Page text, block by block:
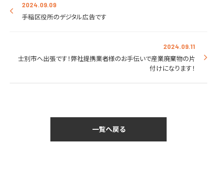
2024.09.09
手稲区役所のデジタル広告です
2024.09.11
士別市へ出張です！弊社提携業者様のお手伝いで産業廃棄物の片
付けになります！
一覧へ戻る